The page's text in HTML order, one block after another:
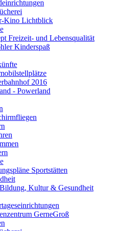
Kino Lichtblick
Freizeit- und Lebensqualität
Kinderspaß
2016
- Powerland
Sportstätten
Kultur & Gesundheit
GerneGroß